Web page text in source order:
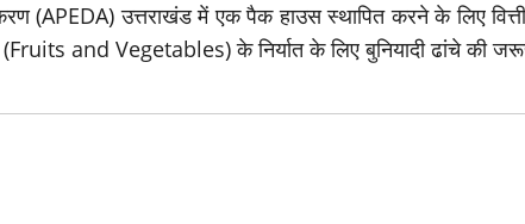
(APEDA) उत्तराखंड में एक पैक हाउस स्थापित करने के लिए
and Vegetables) के निर्यात के लिए बुनियादी ढांचे की